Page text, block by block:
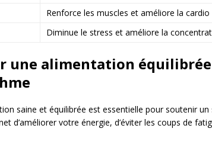
Renforce les muscles et améliore la cardio
Diminue le stress et améliore la
une alimentation
saine et équilibrée est essentielle pour soutenir
d’améliorer votre énergie, d’éviter les coups de